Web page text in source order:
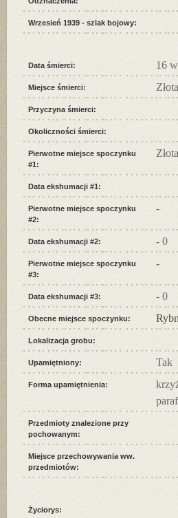
Wrzesień 1939 - szlak bojowy:
Data śmierci: 16
Miejsce śmierci: Złota
Przyczyna śmierci:
Okoliczności śmierci:
Pierwotne miejsce spoczynku
#1:
Złota
Data ekshumacji #1:
Pierwotne miejsce spoczynku
#2:
-
Data ekshumacji #2: - 0
Pierwotne miejsce spoczynku
#3:
-
Data ekshumacji #3: - 0
Obecne miejsce spoczynku:
Lokalizacja grobu:
Upamiętniony: Tak
Forma upamiętnienia:
Przedmioty znalezione przy
pochowanym:
Miejsce przechowywania ww.
przedmiotów:
Życiorys: